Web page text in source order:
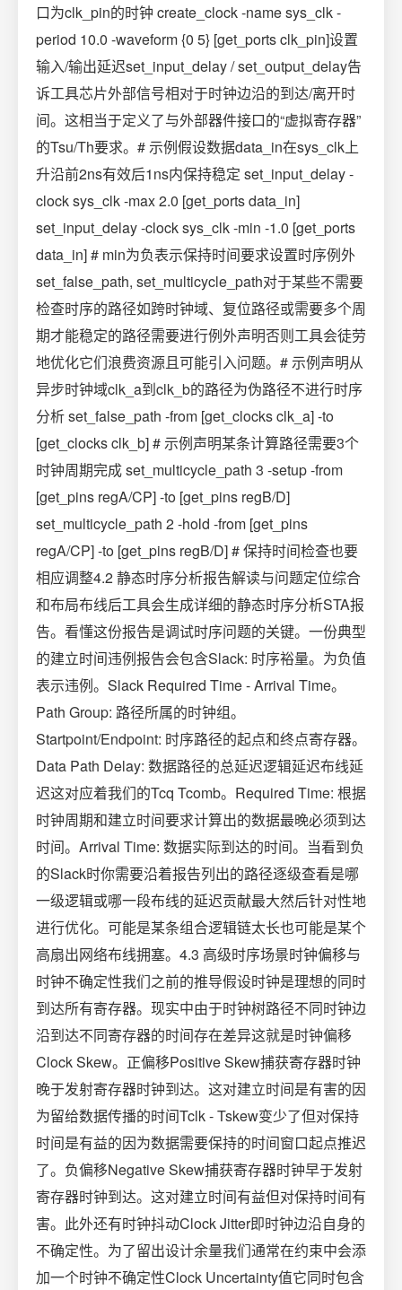
口为clk_pin的时钟 create_clock -name sys_clk -
period 10.0 -waveform {0 5} [get_ports clk_pin]设置
输入/输出延迟set_input_delay / set_output_delay告
诉工具芯片外部信号相对于时钟边沿的到达/离开时
间。这相当于定义了与外部器件接口的“虚拟寄存器”
的Tsu/Th要求。# 示例假设数据data_in在sys_clk上
升沿前2ns有效后1ns内保持稳定 set_input_delay -
clock sys_clk -max 2.0 [get_ports data_in]
set_input_delay -clock sys_clk -min -1.0 [get_ports
data_in] # min为负表示保持时间要求设置时序例外
set_false_path, set_multicycle_path对于某些不需要
检查时序的路径如跨时钟域、复位路径或需要多个周
期才能稳定的路径需要进行例外声明否则工具会徒劳
地优化它们浪费资源且可能引入问题。# 示例声明从
异步时钟域clk_a到clk_b的路径为伪路径不进行时序
分析 set_false_path -from [get_clocks clk_a] -to
[get_clocks clk_b] # 示例声明某条计算路径需要3个
时钟周期完成 set_multicycle_path 3 -setup -from
[get_pins regA/CP] -to [get_pins regB/D]
set_multicycle_path 2 -hold -from [get_pins
regA/CP] -to [get_pins regB/D] # 保持时间检查也要
相应调整4.2 静态时序分析报告解读与问题定位综合
和布局布线后工具会生成详细的静态时序分析STA报
告。看懂这份报告是调试时序问题的关键。一份典型
的建立时间违例报告会包含Slack: 时序裕量。为负值
表示违例。Slack Required Time - Arrival Time。
Path Group: 路径所属的时钟组。
Startpoint/Endpoint: 时序路径的起点和终点寄存器。
Data Path Delay: 数据路径的总延迟逻辑延迟布线延
迟这对应着我们的Tcq Tcomb。Required Time: 根据
时钟周期和建立时间要求计算出的数据最晚必须到达
时间。Arrival Time: 数据实际到达的时间。当看到负
的Slack时你需要沿着报告列出的路径逐级查看是哪
一级逻辑或哪一段布线的延迟贡献最大然后针对性地
进行优化。可能是某条组合逻辑链太长也可能是某个
高扇出网络布线拥塞。4.3 高级时序场景时钟偏移与
时钟不确定性我们之前的推导假设时钟是理想的同时
到达所有寄存器。现实中由于时钟树路径不同时钟边
沿到达不同寄存器的时间存在差异这就是时钟偏移
Clock Skew。正偏移Positive Skew捕获寄存器时钟
晚于发射寄存器时钟到达。这对建立时间是有害的因
为留给数据传播的时间Tclk - Tskew变少了但对保持
时间是有益的因为数据需要保持的时间窗口起点推迟
了。负偏移Negative Skew捕获寄存器时钟早于发射
寄存器时钟到达。这对建立时间有益但对保持时间有
害。此外还有时钟抖动Clock Jitter即时钟边沿自身的
不确定性。为了留出设计余量我们通常在约束中会添
加一个时钟不确定性Clock Uncertainty值它同时包含